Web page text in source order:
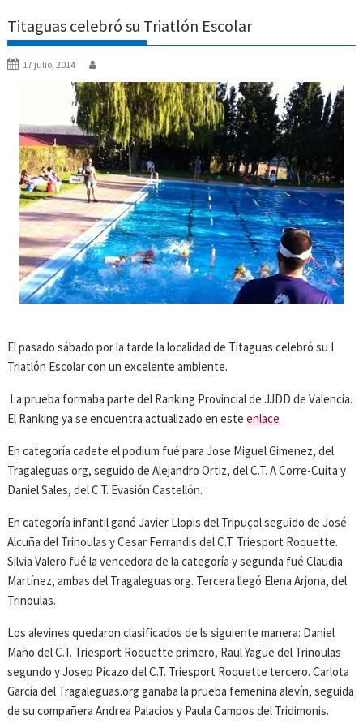
Titaguas celebró su Triatlón Escolar
17 julio, 2014
El pasado sábado por la tarde la localidad de Titaguas celebró su I
Triatlón Escolar con un excelente ambiente.
La prueba formaba parte del Ranking Provincial de JJDD de Valencia.
El Ranking ya se encuentra actualizado en esteenlace
En categoría cadete el podium fué para Jose Miguel Gimenez, del
Tragaleguas.org, seguido de Alejandro Ortiz, del C.T. A Corre-Cuita y
Daniel Sales, del C.T. Evasión Castellón.
En categoría infantil ganó Javier Llopis del Tripuçol seguido de José
Alcuña del Trinoulas y Cesar Ferrandis del C.T. Triesport Roquette.
Silvia Valero fué la vencedora de la categoría y segunda fué Claudia
Martínez, ambas del Tragaleguas.org. Tercera llegó Elena Arjona, del
Trinoulas.
Los alevines quedaron clasificados de ls siguiente manera: Daniel
Maño del C.T. Triesport Roquette primero, Raul Yagüe del Trinoulas
segundo y Josep Picazo del C.T. Triesport Roquette tercero. Carlota
García del Tragaleguas.org ganaba la prueba femenina alevín, seguida
de su compañera Andrea Palacios y Paula Campos del Tridimonis.